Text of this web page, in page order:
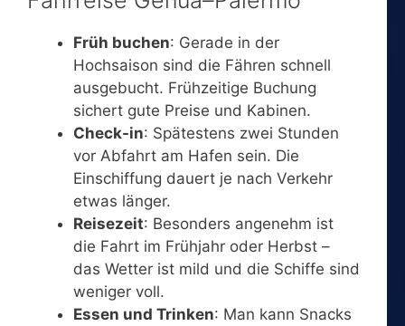
Früh buchen: Gerade in der
Hochsaison sind die Fähren schnell
ausgebucht. Frühzeitige Buchung
sichert gute Preise und Kabinen.
Check-in: Spätestens zwei Stunden
vor Abfahrt am Hafen sein. Die
Einschiffung dauert je nach Verkehr
etwas länger.
Reisezeit: Besonders angenehm ist
die Fahrt im Frühjahr oder Herbst –
das Wetter ist mild und die Schiffe sind
weniger voll.
Essen und Trinken: Man kann Snacks